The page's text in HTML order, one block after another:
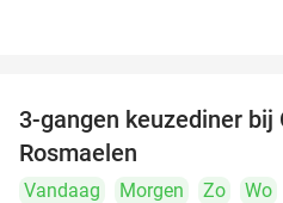
3-gangen keuzediner bij
Rosmaelen
Vandaag Morgen Zo Wo